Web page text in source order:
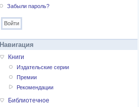
Забыли пароль?
Навигация
Книги
Издательские серии
Премии
Рекомендации
Библиотечное